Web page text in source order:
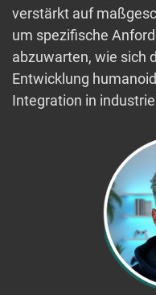
verstärkt auf
um spezifische
abzuwarten, wie sich
Entwicklung
Integration in